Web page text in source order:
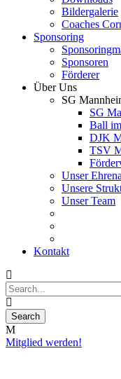
Bildergalerie
Coaches
Sponsoring
Sponsoren
Förderer
Über Uns
SG
SG
Ball
DJK
TSV
Unser
Unsere
Unser Team
Kontakt
Mitglied werden!